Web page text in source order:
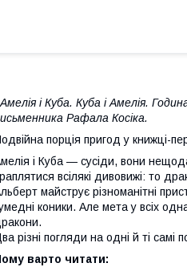
і Куба. Куба і Амелія.
Рафала Косіка.
порція пригод у книжці-
і Куба — сусіди, вони
всілякі дивовижі: то
майструє різноманітні
коники. Але мета у всіх
різні погляди на одні й ті самі
варто читати: